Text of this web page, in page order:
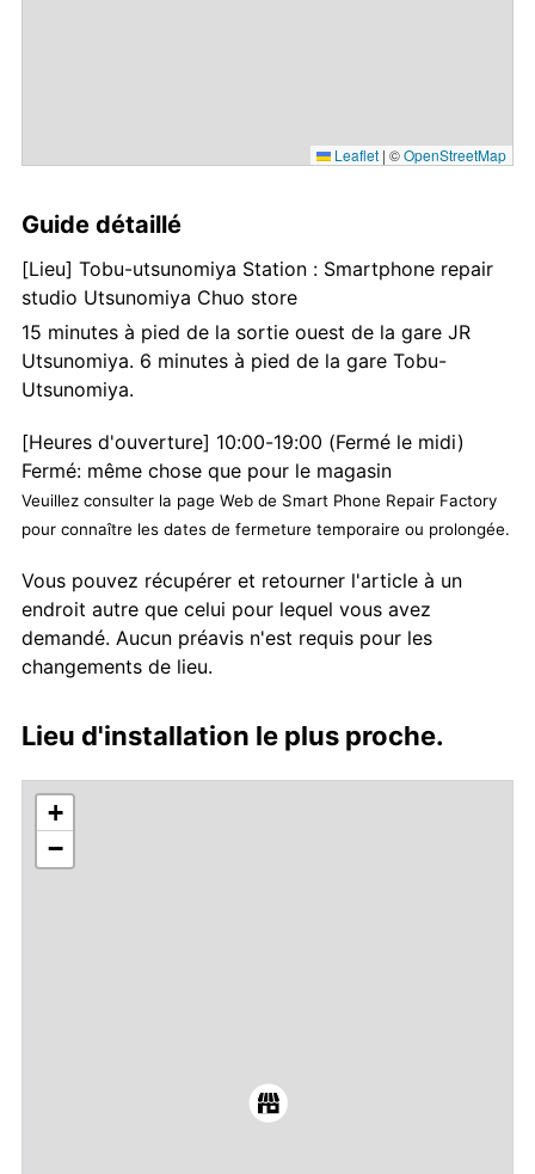
Leaflet | ©OpenStreetMap
Guide détaillé
[Lieu] Tobu-utsunomiya Station : Smartphone repair
studio Utsunomiya Chuo store
15 minutes à pied de la sortie ouest de la gare JR
Utsunomiya. 6 minutes à pied de la gare Tobu-
Utsunomiya.
[Heures d'ouverture] 10:00-19:00 (Fermé le midi)
Fermé: même chose que pour le magasin
Veuillez consulter la page Web de Smart Phone Repair Factory
pour connaître les dates de fermeture temporaire ou prolongée.
Vous pouvez récupérer et retourner l'article à un
endroit autre que celui pour lequel vous avez
demandé. Aucun préavis n'est requis pour les
changements de lieu.
Lieu d'installation le plus proche.
+
−